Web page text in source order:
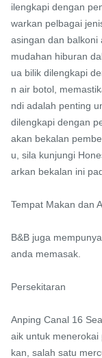
ilengkapi dengan
warkan pelbagai
asingan dan balkoni
mudahan hiburan
ua bilik dilengkapi
n air botol,
ndi adalah penting
dilengkapi dengan
akan bekalan
u, sila kunjungi
arkan bekalan ini
Tempat Makan dan
B&B juga
anda memasak.
Persekitaran
Anping Canal 16
aik untuk menerokai
kan, salah satu